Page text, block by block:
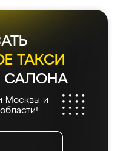
ТАКСИ
САЛОНА
Москвы и